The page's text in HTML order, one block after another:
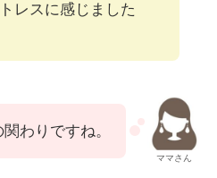
レスに感じました
ママさん
わりですね。